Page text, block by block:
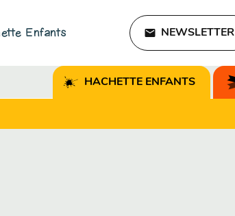
Enfants email NEWSLETTER
HACHETTE ENFANTS